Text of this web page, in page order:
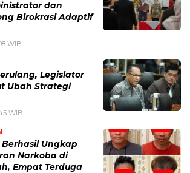
dan
Birokrasi Adaptif
WIB
Legislator
Ubah Strategi
WIB
Ungkap
Narkoba di
Empat Terduga